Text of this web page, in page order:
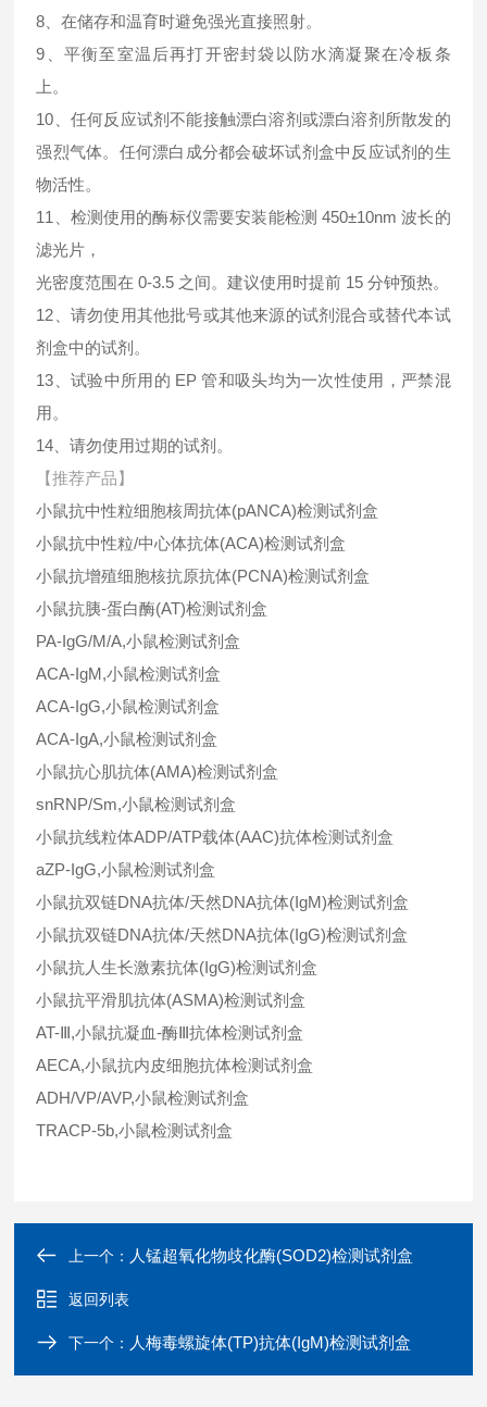
8、在储存和温育时避免强光直接照射。
9、平衡至室温后再打开密封袋以防水滴凝聚在冷板条
上。
10、任何反应试剂不能接触漂白溶剂或漂白溶剂所散发的
强烈气体。任何漂白成分都会破坏试剂盒中反应试剂的生
物活性。
11、检测使用的酶标仪需要安装能检测 450±10nm 波长的
滤光片，
光密度范围在 0-3.5 之间。建议使用时提前 15 分钟预热。
12、请勿使用其他批号或其他来源的试剂混合或替代本试
剂盒中的试剂。
13、试验中所用的 EP 管和吸头均为一次性使用，严禁混
用。
14、请勿使用过期的试剂。
【推荐产品】
小鼠抗中性粒细胞核周抗体(pANCA)检测试剂盒
小鼠抗中性粒/中心体抗体(ACA)检测试剂盒
小鼠抗增殖细胞核抗原抗体(PCNA)检测试剂盒
小鼠抗胰-蛋白酶(AT)检测试剂盒
PA-IgG/M/A,小鼠检测试剂盒
ACA-IgM,小鼠检测试剂盒
ACA-IgG,小鼠检测试剂盒
ACA-IgA,小鼠检测试剂盒
小鼠抗心肌抗体(AMA)检测试剂盒
snRNP/Sm,小鼠检测试剂盒
小鼠抗线粒体ADP/ATP载体(AAC)抗体检测试剂盒
aZP-IgG,小鼠检测试剂盒
小鼠抗双链DNA抗体/天然DNA抗体(IgM)检测试剂盒
小鼠抗双链DNA抗体/天然DNA抗体(IgG)检测试剂盒
小鼠抗人生长激素抗体(IgG)检测试剂盒
小鼠抗平滑肌抗体(ASMA)检测试剂盒
AT-Ⅲ,小鼠抗凝血-酶Ⅲ抗体检测试剂盒
AECA,小鼠抗内皮细胞抗体检测试剂盒
ADH/VP/AVP,小鼠检测试剂盒
TRACP-5b,小鼠检测试剂盒
上一个： 人锰超氧化物歧化酶(SOD2)检测试剂盒
返回列表
下一个： 人梅毒螺旋体(TP)抗体(IgM)检测试剂盒